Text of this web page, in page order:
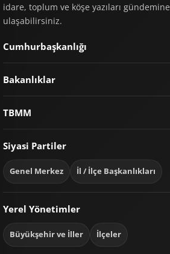
idare, toplum ve köşe yazıları gündemine
ulaşabilirsiniz.
Cumhurbaşkanlığı
Bakanlıklar
TBMM
Siyasi Partiler
Genel Merkez İl / İlçe Başkanlıkları
Yerel Yönetimler
Büyükşehir ve İller İlçeler